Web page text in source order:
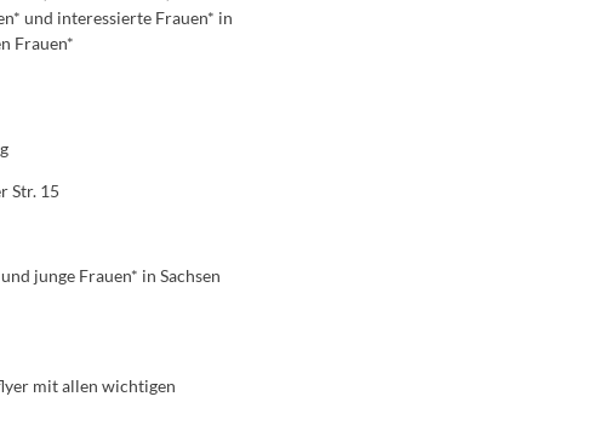
und interessierte Frauen* in
Frauen*
Str. 15
junge Frauen* in Sachsen
mit allen wichtigen